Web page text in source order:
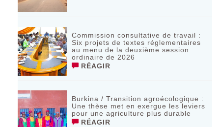
Commission consultative de travail :
Six projets de textes réglementaires
au menu de la deuxième session
ordinaire de 2026
RÉAGIR
Burkina / Transition agroécologique :
Une thèse met en exergue les leviers
pour une agriculture plus durable
RÉAGIR